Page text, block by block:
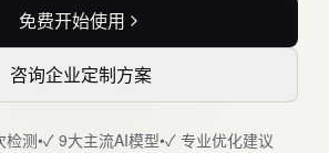
免费开始使用
咨询企业定制方案
检测•✓ 9大主流AI模型•✓ 专业优化建议